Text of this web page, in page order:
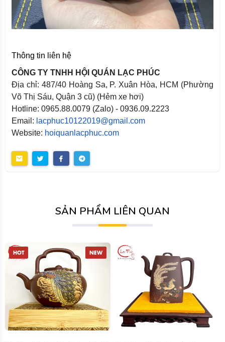
Thông tin liên hệ
CÔNG TY TNHH HỘI QUÁN LẠC PHÚC
Địa chỉ: 487/40 Hoàng Sa, P. Xuân Hòa, HCM (Phường
Võ Thị Sáu, Quận 3 cũ) (Hẻm xe hơi)
Hotline: 0965.88.0079 (Zalo) - 0936.09.2223
Email: lacphuc10122019@gmail.com
Website: hoiquanlacphuc.com
SẢN PHẨM LIÊN QUAN